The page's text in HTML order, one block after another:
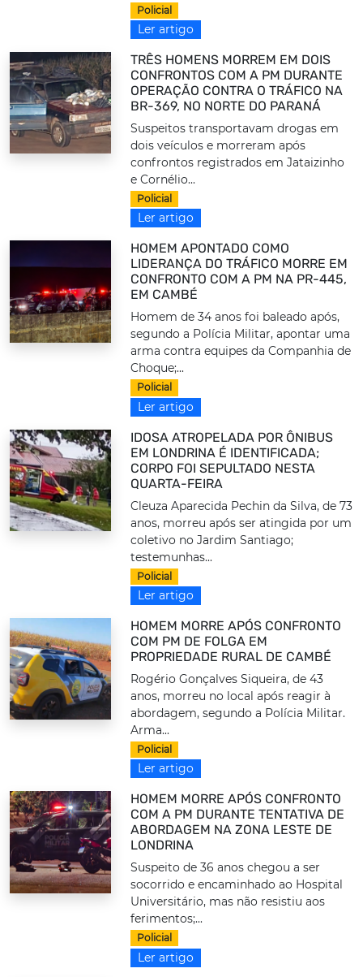
Policial
Ler artigo
TRÊS HOMENS MORREM EM DOIS
CONFRONTOS COM A PM DURANTE
OPERAÇÃO CONTRA O TRÁFICO NA
BR-369, NO NORTE DO PARANÁ
Suspeitos transportavam drogas em
dois veículos e morreram após
confrontos registrados em Jataizinho
e Cornélio...
Policial
Ler artigo
HOMEM APONTADO COMO
LIDERANÇA DO TRÁFICO MORRE EM
CONFRONTO COM A PM NA PR-445,
EM CAMBÉ
Homem de 34 anos foi baleado após,
segundo a Polícia Militar, apontar uma
arma contra equipes da Companhia de
Choque;...
Policial
Ler artigo
IDOSA ATROPELADA POR ÔNIBUS
EM LONDRINA É IDENTIFICADA;
CORPO FOI SEPULTADO NESTA
QUARTA-FEIRA
Cleuza Aparecida Pechin da Silva, de 73
anos, morreu após ser atingida por um
coletivo no Jardim Santiago;
testemunhas...
Policial
Ler artigo
HOMEM MORRE APÓS CONFRONTO
COM PM DE FOLGA EM
PROPRIEDADE RURAL DE CAMBÉ
Rogério Gonçalves Siqueira, de 43
anos, morreu no local após reagir à
abordagem, segundo a Polícia Militar.
Arma...
Policial
Ler artigo
HOMEM MORRE APÓS CONFRONTO
COM A PM DURANTE TENTATIVA DE
ABORDAGEM NA ZONA LESTE DE
LONDRINA
Suspeito de 36 anos chegou a ser
socorrido e encaminhado ao Hospital
Universitário, mas não resistiu aos
ferimentos;...
Policial
Ler artigo